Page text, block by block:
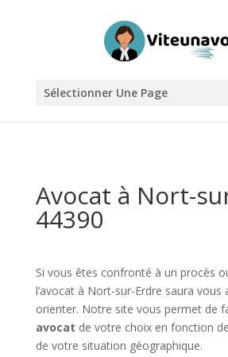
Sélectionner Une Page
Avocat à Nort-
44390
Si vous êtes confronté à un procès
l’avocat à Nort-sur-Erdre saura vous
orienter. Notre site vous permet de
avocat de votre choix en fonction
de votre situation géographique.